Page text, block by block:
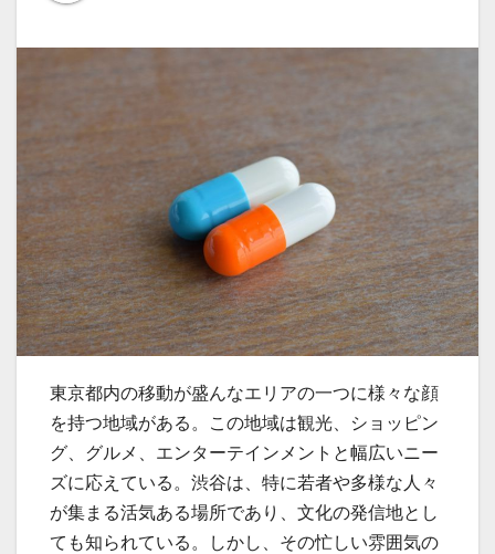
東京都内の移動が盛んなエリアの一つに様々な顔
を持つ地域がある。
この地域は観光、ショッピン
グ、グルメ、エンターテインメントと幅広いニー
ズに応えている。渋谷は、特に若者や多様な人々
が集まる活気ある場所であり、文化の発信地とし
ても知られている。しかし、その忙しい雰囲気の